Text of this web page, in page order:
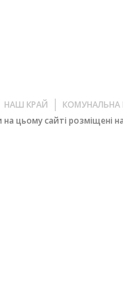
НАШ КРАЙ
КОМУНАЛЬНА
на цьому сайті розміщені